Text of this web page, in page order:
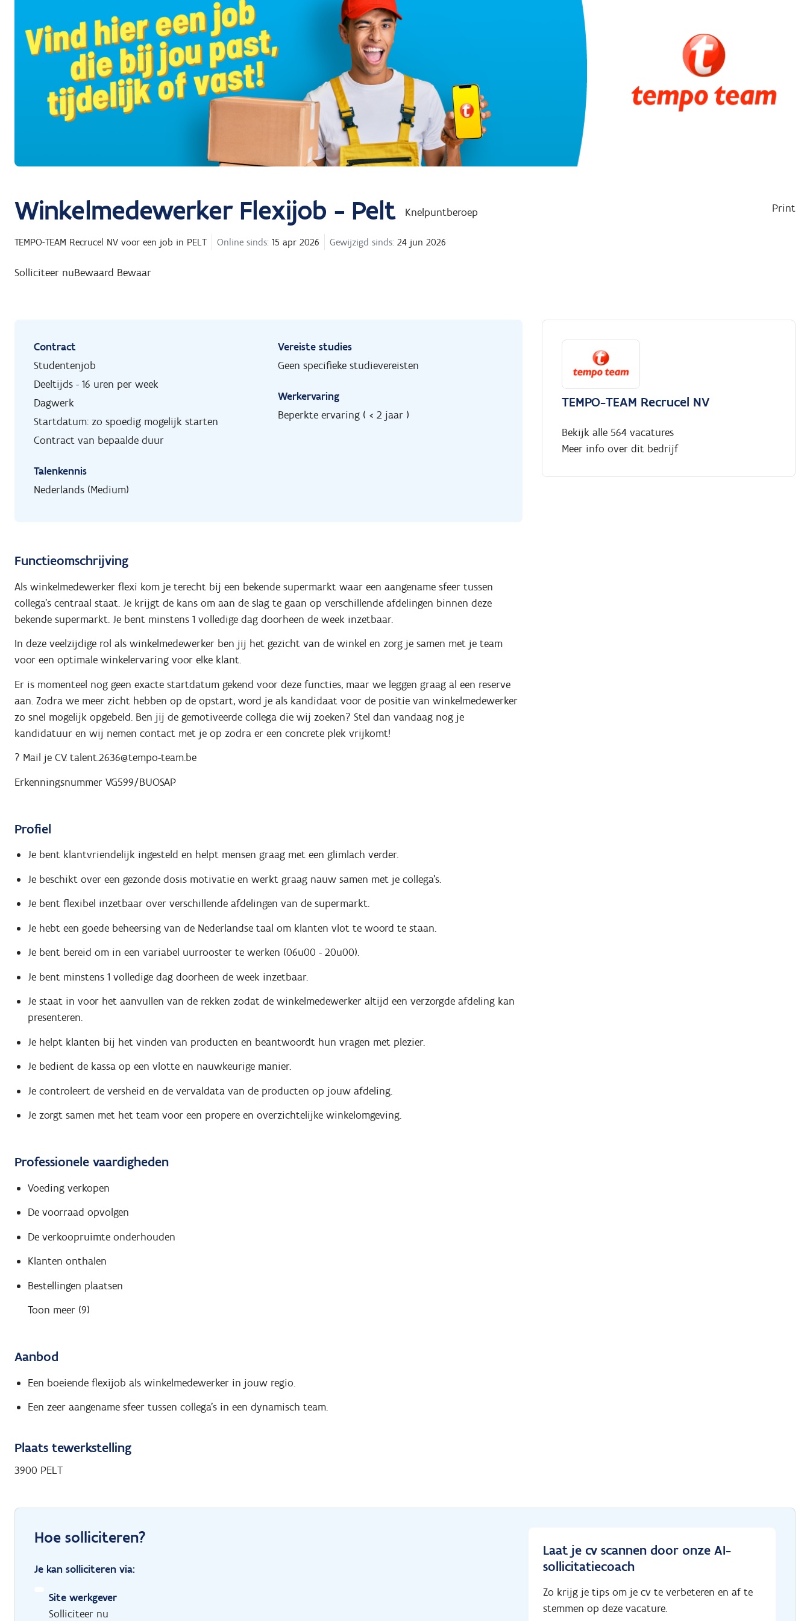
Winkelmedewerker Flexijob - Pelt Knelpuntberoep Print
TEMPO-TEAM Recrucel NV voor een job in PELT Online sinds: 15 apr 2026 Gewijzigd sinds: 24 jun 2026
Solliciteer nuBewaard Bewaar
Contract
Studentenjob
Deeltijds - 16 uren per week
Dagwerk
Startdatum: zo spoedig mogelijk starten
Contract van bepaalde duur
Talenkennis
Nederlands (Medium)
Vereiste studies
Geen specifieke studievereisten
Werkervaring
Beperkte ervaring ( < 2 jaar )
Functieomschrijving
Als winkelmedewerker flexi kom je terecht bij een bekende supermarkt waar een aangename sfeer tussen
collega's centraal staat. Je krijgt de kans om aan de slag te gaan op verschillende afdelingen binnen deze
bekende supermarkt. Je bent minstens 1 volledige dag doorheen de week inzetbaar.
In deze veelzijdige rol als winkelmedewerker ben jij het gezicht van de winkel en zorg je samen met je team
voor een optimale winkelervaring voor elke klant.
Er is momenteel nog geen exacte startdatum gekend voor deze functies, maar we leggen graag al een reserve
aan. Zodra we meer zicht hebben op de opstart, word je als kandidaat voor de positie van winkelmedewerker
zo snel mogelijk opgebeld. Ben jij de gemotiveerde collega die wij zoeken? Stel dan vandaag nog je
kandidatuur en wij nemen contact met je op zodra er een concrete plek vrijkomt!
? Mail je CV: talent.2636@tempo-team.be
Erkenningsnummer VG599/BUOSAP
Profiel
Je bent klantvriendelijk ingesteld en helpt mensen graag met een glimlach verder.
Je beschikt over een gezonde dosis motivatie en werkt graag nauw samen met je collega's.
Je bent flexibel inzetbaar over verschillende afdelingen van de supermarkt.
Je hebt een goede beheersing van de Nederlandse taal om klanten vlot te woord te staan.
Je bent bereid om in een variabel uurrooster te werken (06u00 - 20u00).
Je bent minstens 1 volledige dag doorheen de week inzetbaar.
Je staat in voor het aanvullen van de rekken zodat de winkelmedewerker altijd een verzorgde afdeling kan
presenteren.
Je helpt klanten bij het vinden van producten en beantwoordt hun vragen met plezier.
Je bedient de kassa op een vlotte en nauwkeurige manier.
Je controleert de versheid en de vervaldata van de producten op jouw afdeling.
Je zorgt samen met het team voor een propere en overzichtelijke winkelomgeving.
Professionele vaardigheden
Voeding verkopen
De voorraad opvolgen
De verkoopruimte onderhouden
Klanten onthalen
Bestellingen plaatsen
Toon meer (9)
Aanbod
Een boeiende flexijob als winkelmedewerker in jouw regio.
Een zeer aangename sfeer tussen collega's in een dynamisch team.
TEMPO-TEAM Recrucel NV
Bekijk alle 564 vacatures
Meer info over dit bedrijf
Plaats tewerkstelling
3900 PELT
Hoe solliciteren?
Je kan solliciteren via:
Site werkgever
Solliciteer nu
Laat je cv scannen door onze AI-
sollicitatiecoach
Zo krijg je tips om je cv te verbeteren en af te
stemmen op deze vacature.